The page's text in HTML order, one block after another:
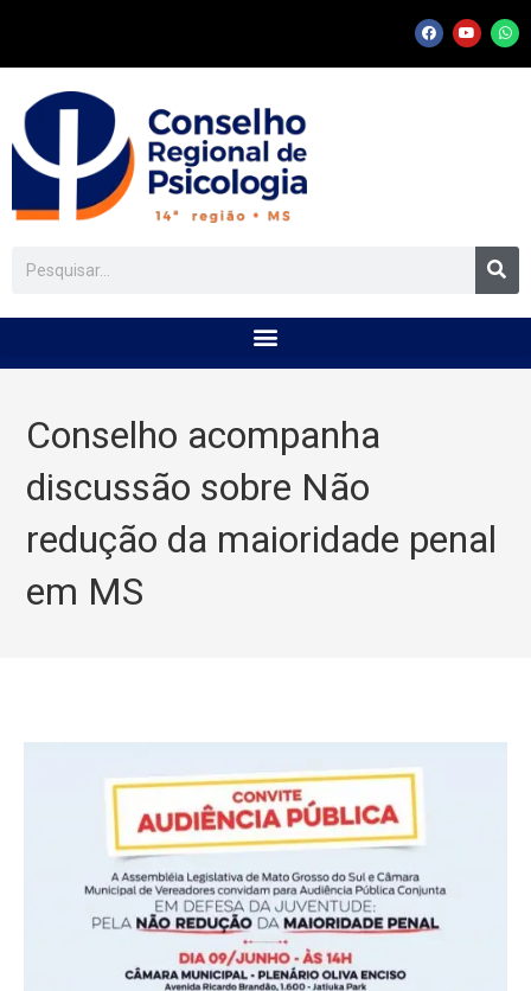
Conselho acompanha
discussão sobre Não
redução da maioridade penal
em MS